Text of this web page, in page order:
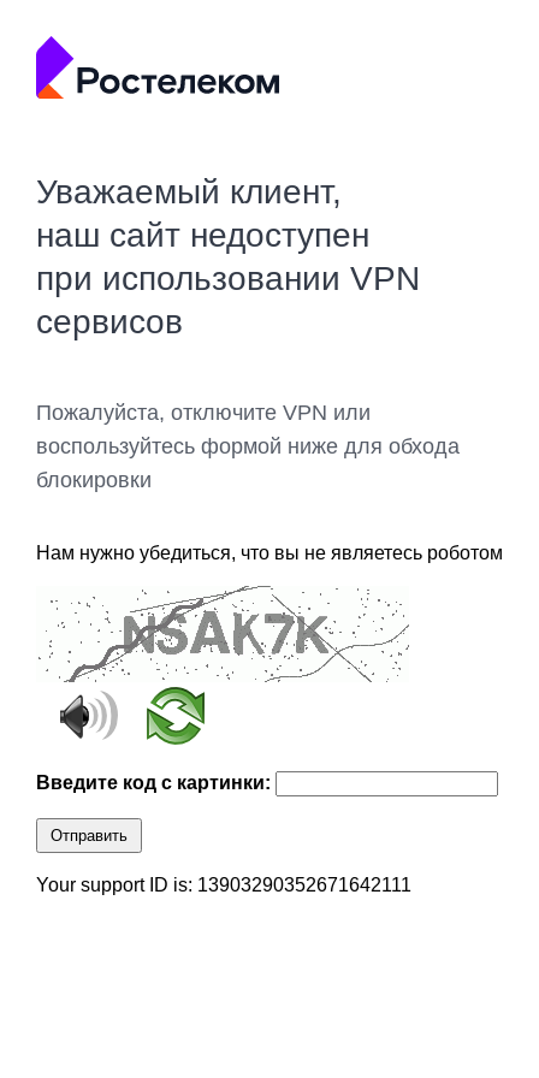
Уважаемый клиент,
наш сайт недоступен
при использовании VPN
сервисов
Пожалуйста, отключите VPN или
воспользуйтесь формой ниже для обхода
блокировки
Нам нужно убедиться, что вы не являетесь роботом
Введите код с картинки:
Отправить
Your support ID is: 13903290352671642111